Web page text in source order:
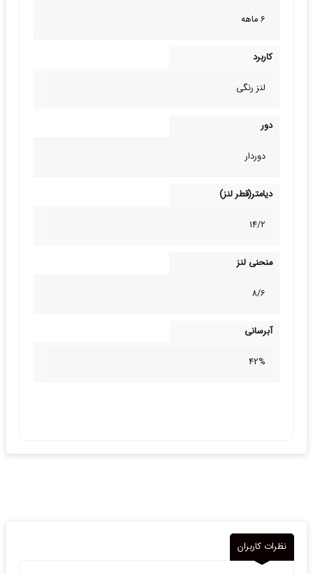
6 ماهه
کاربرد
لنز رنگی
دور
دوردار
دیامتر(قطر لنز)
14/2
منحنی لنز
8/6
آبرسانی
42%
نظرات کاربران